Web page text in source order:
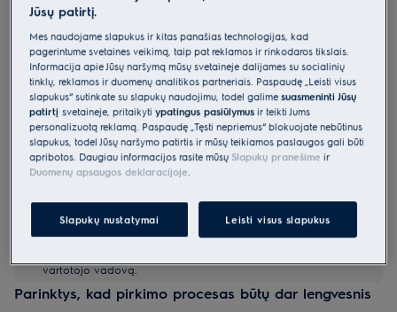
Gaminio informacijos lapas
Pagrindiniai privalumai
„SensiCare“ proporcingai reguliuoja laiką, vandenį ir energiją pagal
įkrovos dydį.
„SensiCare“ optimaliai kiekvieno drabužio priežiūrai.
„AutoDose“ – kaskart tikslus priemonių dozavimas.
Saugos instrukcijos ir saugos įspėjimai pagal ES reglamentą
vartotojo vadovą.
Parinktys, kad pirkimo procesas būtų dar lengvesnis
Jūsų patirtį.
Mes naudojame slapukus ir kitas panašias technologijas, kad
pagerintume svetainės veikimą, taip pat reklamos ir rinkodaros tikslais.
Informacija apie Jūsų naršymą mūsų svetainėje dalijamės su socialinių
tinklų, reklamos ir duomenų analitikos partneriais. Paspaudę „Leisti visus
slapukus“ sutinkate su slapukų naudojimu, todėl galimesuasmeninti Jūsų
patirtįsvetainėje, pritaikytiypatingus pasiūlymus ir teikti Jums
personalizuotą reklamą. Paspaudę „Tęsti nepriėmus“ blokuojate nebūtinus
slapukus, todėl Jūsų naršymo patirtis ir mūsų teikiamos paslaugos gali būti
apribotos. Daugiau informacijos rasite mūsų Slapukų pranešime ir
Duomenų apsaugos deklaracijoje.
Slapukų nustatymai Leisti visus slapukus